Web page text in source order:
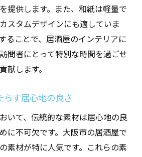
提供します。また、和紙は軽量で
スタムデザインにも適していま
ることで、居酒屋のインテリアに
問者にとって特別な時間を過ごせ
献します。
す居心地の良さ
いて、伝統的な素材は居心地の良
に不可欠です。大阪市の居酒屋で
素材が特に人気です。これらの素